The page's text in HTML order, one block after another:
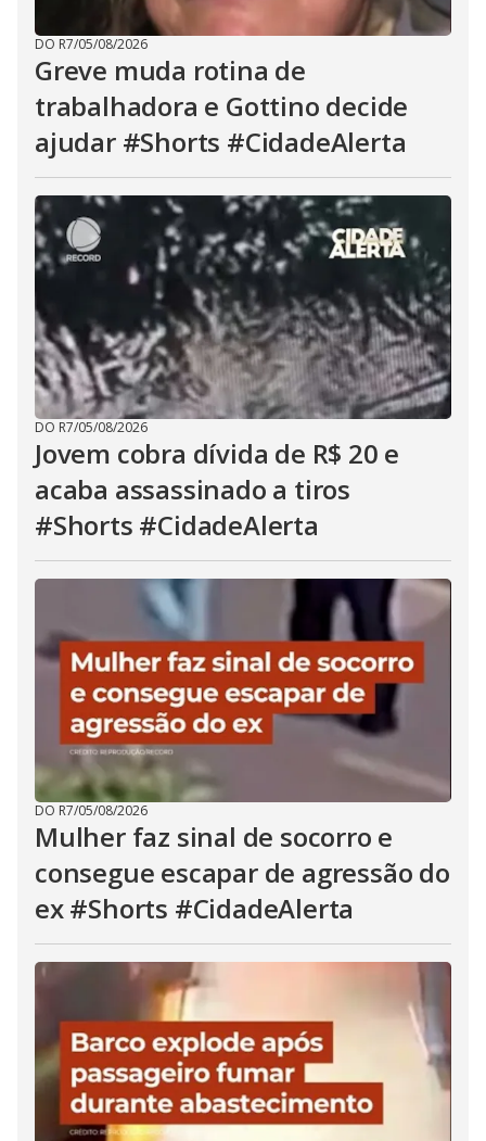
DO R7/05/08/2026
Greve muda rotina de
trabalhadora e Gottino decide
ajudar #Shorts #CidadeAlerta
DO R7/05/08/2026
Jovem cobra dívida de R$ 20 e
acaba assassinado a tiros
#Shorts #CidadeAlerta
DO R7/05/08/2026
Mulher faz sinal de socorro e
consegue escapar de agressão do
ex #Shorts #CidadeAlerta